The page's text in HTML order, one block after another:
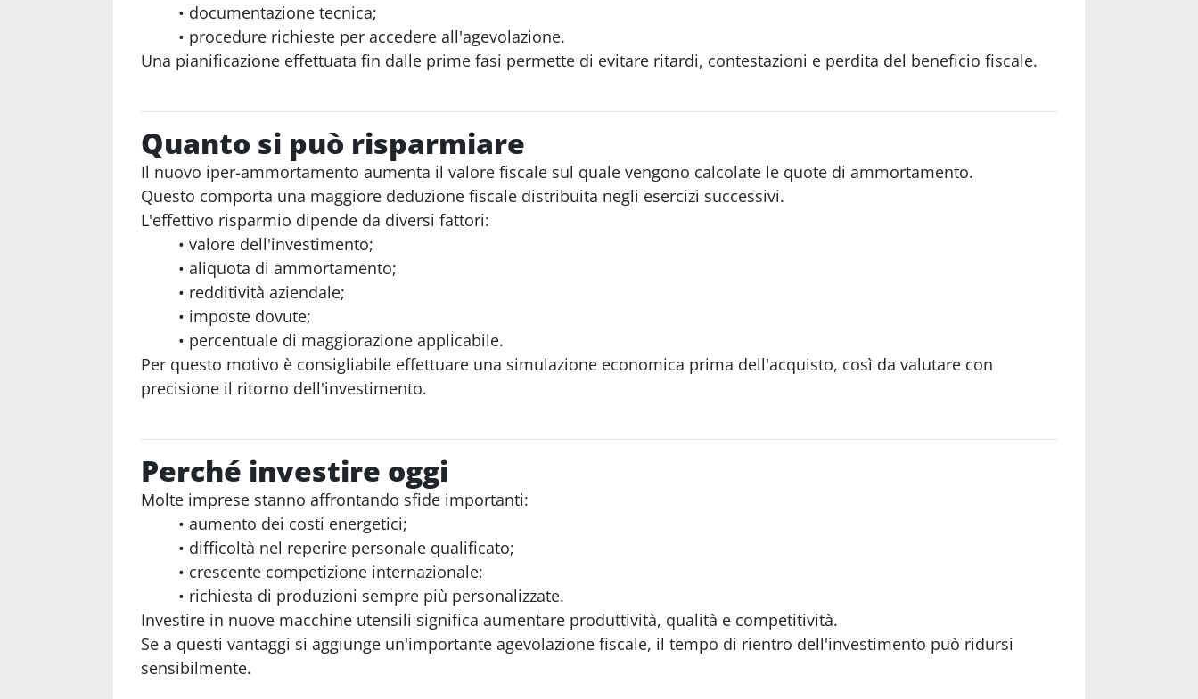
documentazione tecnica;
procedure richieste per accedere all'agevolazione.
Una pianificazione effettuata fin dalle prime fasi permette di evitare ritardi, contestazioni e perdita del beneficio fiscale.
Quanto si può risparmiare
Il nuovo iper-ammortamento aumenta il valore fiscale sul quale vengono calcolate le quote di ammortamento.
Questo comporta una maggiore deduzione fiscale distribuita negli esercizi successivi.
L'effettivo risparmio dipende da diversi fattori:
valore dell'investimento;
aliquota di ammortamento;
redditività aziendale;
imposte dovute;
percentuale di maggiorazione applicabile.
Per questo motivo è consigliabile effettuare una simulazione economica prima dell'acquisto, così da valutare con
precisione il ritorno dell'investimento.
Perché investire oggi
Molte imprese stanno affrontando sfide importanti:
aumento dei costi energetici;
difficoltà nel reperire personale qualificato;
crescente competizione internazionale;
richiesta di produzioni sempre più personalizzate.
Investire in nuove macchine utensili significa aumentare produttività, qualità e competitività.
Se a questi vantaggi si aggiunge un'importante agevolazione fiscale, il tempo di rientro dell'investimento può ridursi
sensibilmente.